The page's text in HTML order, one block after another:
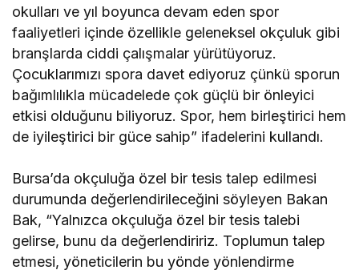
okulları ve yıl boyunca devam eden spor
faaliyetleri içinde özellikle geleneksel okçuluk gibi
branşlarda ciddi çalışmalar yürütüyoruz.
Çocuklarımızı spora davet ediyoruz çünkü sporun
bağımlılıkla mücadelede çok güçlü bir önleyici
etkisi olduğunu biliyoruz. Spor, hem birleştirici hem
de iyileştirici bir güce sahip” ifadelerini kullandı.
Bursa’da okçuluğa özel bir tesis talep edilmesi
durumunda değerlendirileceğini söyleyen Bakan
Bak, “Yalnızca okçuluğa özel bir tesis talebi
gelirse, bunu da değerlendiririz. Toplumun talep
etmesi, yöneticilerin bu yönde yönlendirme